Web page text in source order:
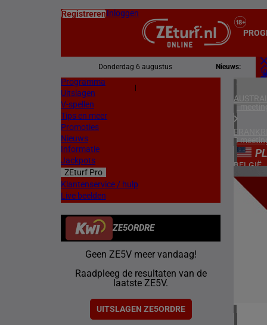
RegistrerenInloggen
Donderdag 6 augustus Nieuws:
Programma
Uitslagen
V-spellen
Tips en meer
Promoties
Nieuws
Informatie
Jackpots
ZEturf Pro
Klantenservice / hulp
Live beelden
ZE5ORDRE
Geen ZE5V meer vandaag!
Raadpleeg de resultaten van de
laatste ZE5V.
UITSLAGEN ZE5ORDRE
1
3
BELGIË
ZWEDEN
3
1
8
19/05/